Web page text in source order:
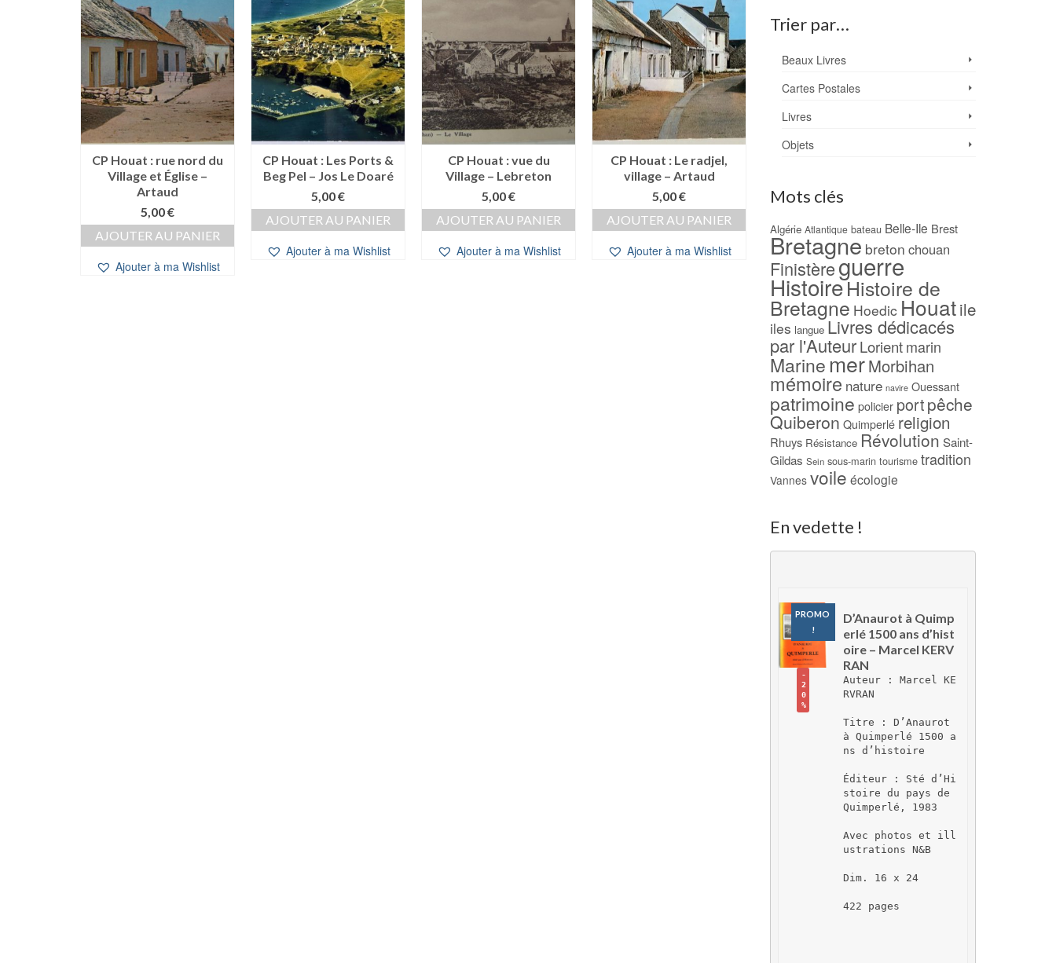
CP Houat : rue nord du
Village et Église –
Artaud
5,00€
AJOUTER AU PANIER
Ajouter à ma Wishlist
CP Houat : Les Ports &
Beg Pel – Jos Le Doaré
5,00€
AJOUTER AU PANIER
Ajouter à ma Wishlist
CP Houat : vue du
Village – Lebreton
5,00€
AJOUTER AU PANIER
Ajouter à ma Wishlist
CP Houat : Le radjel,
village – Artaud
5,00€
AJOUTER AU PANIER
Ajouter à ma Wishlist
5,00
Ajouter à ma Wishlist
AJOUTER AU
Trier par…
Beaux Livres
Cartes Postales
Livres
Objets
Mots clés
Algérie Atlantique bateau Belle-Ile Brest
Bretagne breton chouan
Finistèreguerre
HistoireHistoire de
Bretagne Hoedic Houatile
iles langue Livres dédicacés
par l'Auteur Lorient marin
Marine merMorbihan
mémoire nature navire Ouessant
patrimoine policier portpêche
Quiberon Quimperlé religion
Rhuys Résistance Révolution Saint-
Gildas Sein sous-marin tourisme tradition
Vannes voile écologie
En vedette !
PROMO
!
-
2
0
%
D’Anaurot à Quimp
erlé 1500 ans d’hist
oire – Marcel KERV
RAN
Auteur : Marcel KE
RVRAN
Titre : D’Anaurot
à Quimperlé 1500 a
ns d’histoire
Éditeur : Sté d’Hi
stoire du pays de
Quimperlé, 1983
Avec photos et ill
ustrations N&B
Dim. 16 x 24
422 pages